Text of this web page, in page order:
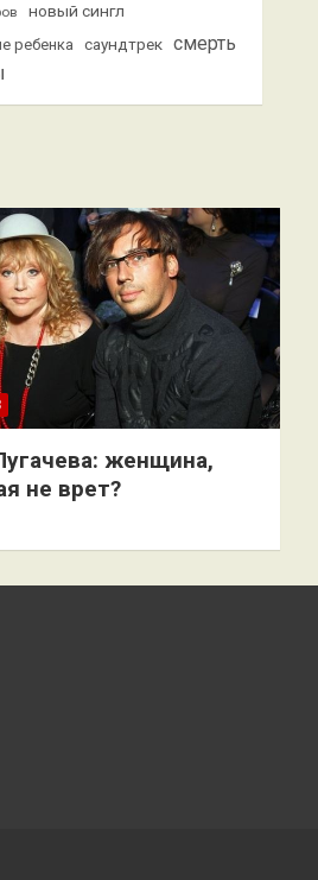
новый сингл
ребенка саундтрек смерть
женщина,
не врет?